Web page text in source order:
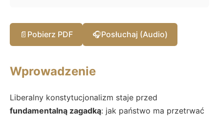
📄 Pobierz PDF 🎧Posłuchaj (Audio)
Wprowadzenie
Liberalny konstytucjonalizm staje przed
fundamentalną zagadką: jak państwo ma przetrwać